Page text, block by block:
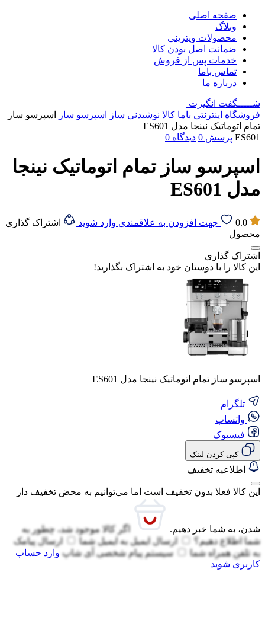
صفحه اصلی
وبلاگ
محصولات ویترینی
ضمانت اصل بودن کالا
خدمات پس از فروش
تماس باما
درباره ما
شـــــگفت انگیزت
فروشگاه اینترنتی باما کالا نوشیدنی ساز اسپرسو‌ ساز
اسپرسو ساز
تمام اتوماتیک نینجا مدل ES601
ES601 پرسش 0 دیدگاه 0
اسپرسو ساز تمام اتوماتیک نینجا
مدل ES601
0.0 جهت افزودن به علاقمندی وارد شوید
اشتراک گذاری
محصول
اشتراک گذاری
این کالا را با دوستان خود به اشتراک بگذارید!
اسپرسو ساز تمام اتوماتیک نینجا مدل ES601
تلگرام
واتساپ
فیسبوک
کپی کردن لینک
اطلاعیه تخفیف
این کالا فعلا بدون تخفیف است اما می‌توانیم به محض تخفیف دار
شدن، به شما خبر دهیم.
اگر کالا موجود شد، چطور به
شما اطلاع دهیم؟
ارسال ایمیل به ایمیل شما
ارسال پیامک
به تلفن همراه شما سیستم پیام شخصی آی شاپ وارد حساب
کاربری شوید